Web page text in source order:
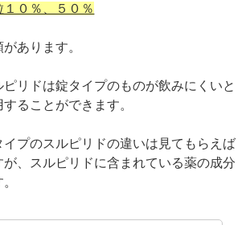
１０％、５０％
あります。
リドは錠タイプのものが飲みにくいと
ることができます。
プのスルピリドの違いは見てもらえば
、スルピリドに含まれている薬の成分